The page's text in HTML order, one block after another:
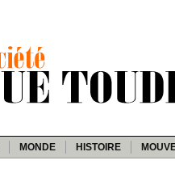
MONDE HISTOIRE